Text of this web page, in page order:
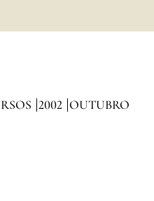
2002 OUTUBRO